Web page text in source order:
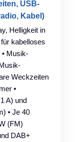
USB-
Kabel)
Helligkeit in
kabelloses
Musik-
Weckzeiten
•
A) und
• Je 40
(FM)
DAB+